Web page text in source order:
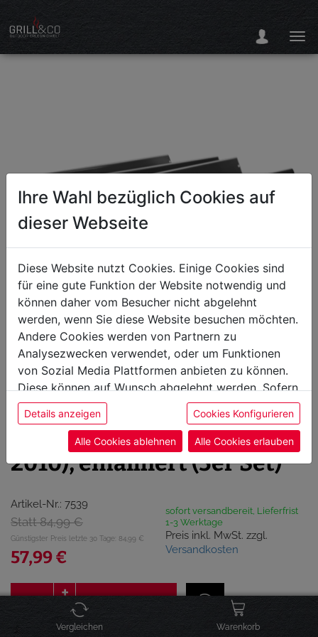
Weber Flavorizer Bars
Genesis E-330 Serie (bis
2010), emailliert (5er Set)
Artikel-Nr.: 7539
Statt 84,99 €
Günstigster Preis letzte 30 Tage: 84,99 €
57,99 €
sofort versandbereit, Lieferfrist
1-3 Werktage
Preis inkl. MwSt. zzgl.
Versandkosten
IN DEN WARENKORB
Vergleichen Warenkorb
Ihre Wahl bezüglich Cookies auf
dieser Webseite
Diese Website nutzt Cookies. Einige Cookies sind
für eine gute Funktion der Website notwendig und
können daher vom Besucher nicht abgelehnt
werden, wenn Sie diese Website besuchen möchten.
Andere Cookies werden von Partnern zu
Analysezwecken verwendet, oder um Funktionen
von Sozial Media Plattformen anbieten zu können.
Diese können auf Wunsch abgelehnt werden. Sofern
sie unsere Webseite weiter nutzen, geben Sie
Einwilligung zu unseren Cookies.
Details anzeigen Cookies Konfigurieren
Alle Cookies ablehnen Alle Cookies erlauben